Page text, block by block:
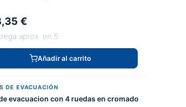
€
aprox. en 5
Añadir al carrito
DE EVACUACIÓN
evacuacion con 4 ruedas en cromado